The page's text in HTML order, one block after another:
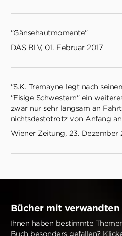
"Gänsehautmomente"
DAS BLV, 01. Februar 2017
"S.K. Tremayne legt nach
"Eisige Schwestern" ein
zwar nur sehr langsam an
nichtsdestotrotz von Anfang
Wiener Zeitung, 23. Dezember
Bücher mit verwandten
Ihnen haben bestimmte
Buch besonders gefallen?